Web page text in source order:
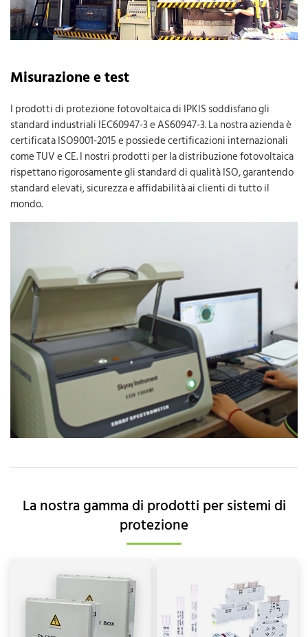
Misurazione e test
I prodotti di protezione fotovoltaica di IPKIS soddisfano gli
standard industriali IEC60947-3 e AS60947-3. La nostra azienda è
certificata ISO9001-2015 e possiede certificazioni internazionali
come TUV e CE. I nostri prodotti per la distribuzione fotovoltaica
rispettano rigorosamente gli standard di qualità ISO, garantendo
standard elevati, sicurezza e affidabilità ai clienti di tutto il
mondo.
La nostra gamma di prodotti per sistemi di
protezione